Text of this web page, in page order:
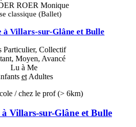
ROER Monique
classique (Ballet)
à Villars-sur-Glâne et Bulle
Particulier, Collectif
Moyen, Avancé
Lu à Me
etAdultes
/ chez le prof(> 6km)
à Villars-sur-Glâne et Bulle